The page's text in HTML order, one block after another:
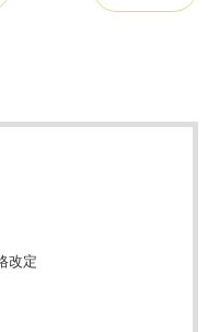
改定